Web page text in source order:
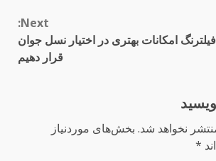
Next:
امکانات بهتری در اختیار نسل جوان
قرار دهیم
نخواهد شد. بخش‌های موردنیاز
*